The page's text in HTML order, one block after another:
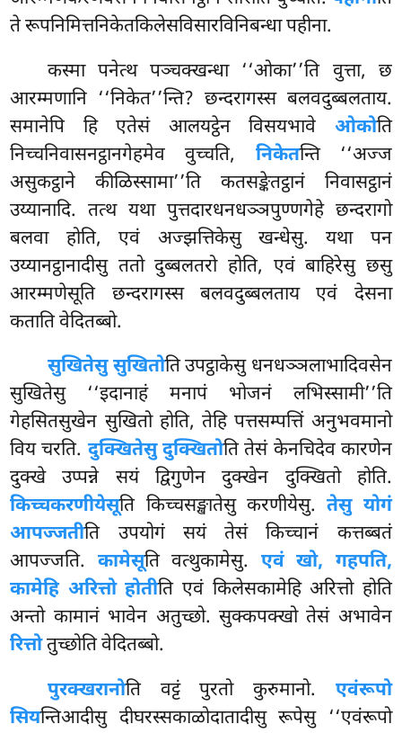
ते रूपनिमित्तनिकेतकिलेसविसारविनिबन्धा पहीना.
कस्मा पनेत्थ पञ्चक्खन्धा ‘‘ओका’’ति वुत्ता, छ
आरम्मणानि ‘‘निकेत’’न्ति? छन्दरागस्स बलवदुब्बलताय.
समानेपि हि एतेसं आलयट्ठेन विसयभावे ओकोति
निच्चनिवासनट्ठानगेहमेव वुच्चति, निकेतन्ति ‘‘अज्ज
असुकट्ठाने कीळिस्सामा’’ति कतसङ्केतट्ठानं निवासट्ठानं
उय्यानादि. तत्थ यथा पुत्तदारधनधञ्ञपुण्णगेहे छन्दरागो
बलवा होति, एवं अज्झत्तिकेसु खन्धेसु. यथा पन
उय्यानट्ठानादीसु ततो दुब्बलतरो होति, एवं बाहिरेसु छसु
आरम्मणेसूति छन्दरागस्स बलवदुब्बलताय एवं देसना
कताति वेदितब्बो.
सुखितेसु सुखितोति उपट्ठाकेसु धनधञ्ञलाभादिवसेन
सुखितेसु ‘‘इदानाहं मनापं भोजनं लभिस्सामी’’ति
गेहसितसुखेन सुखितो होति, तेहि पत्तसम्पत्तिं अनुभवमानो
विय चरति. दुक्खितेसु दुक्खितोति तेसं केनचिदेव कारणेन
दुक्खे उप्पन्ने सयं द्विगुणेन दुक्खेन दुक्खितो होति.
किच्चकरणीयेसूति किच्चसङ्खातेसु करणीयेसु.तेसु योगं
आपज्जतीति उपयोगं सयं तेसं किच्चानं कत्तब्बतं
आपज्जति. कामेसूति वत्थुकामेसु. एवं खो, गहपति,
कामेहि अरित्तो होतीति एवं किलेसकामेहि अरित्तो होति
अन्तो कामानं भावेन अतुच्छो. सुक्कपक्खो तेसं अभावेन
रित्तोतुच्छोति वेदितब्बो.
पुरक्खरानोति वट्टं पुरतो कुरुमानो. एवंरूपो
सियन्तिआदीसु दीघरस्सकाळोदातादीसु रूपेसु ‘‘एवंरूपो